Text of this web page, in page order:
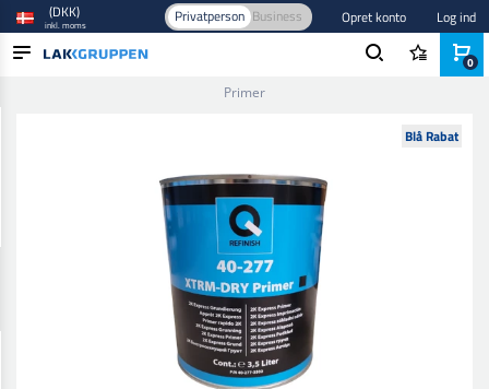
(DKK)
inkl. moms Privatperson Business Opret konto Log ind
Primer
Blå Rabat
0